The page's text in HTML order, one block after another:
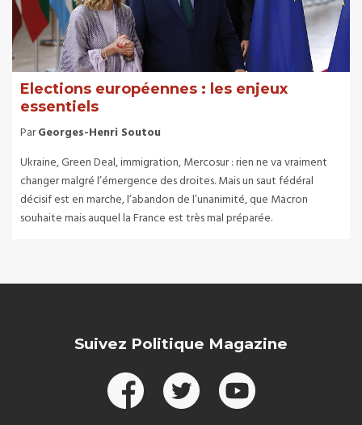
Elections européennes : les enjeux
essentiels
ParGeorges-Henri Soutou
Ukraine, Green Deal, immigration, Mercosur : rien ne va vraiment
changer malgré l’émergence des droites. Mais un saut fédéral
décisif est en marche, l’abandon de l’unanimité, que Macron
souhaite mais auquel la France est très mal préparée.
Suivez Politique Magazine